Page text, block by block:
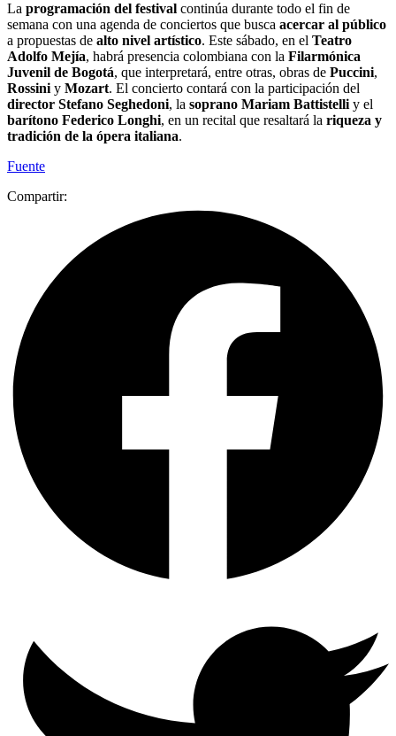
La programación del festival continúa durante todo el fin de
semana con una agenda de conciertos que busca acercar al público
a propuestas de alto nivel artístico. Este sábado, en el Teatro
Adolfo Mejía, habrá presencia colombiana con la Filarmónica
Juvenil de Bogotá, que interpretará, entre otras, obras de Puccini,
Rossini y Mozart. El concierto contará con la participación del
director Stefano Seghedoni, la soprano Mariam Battistelli y el
barítono Federico Longhi, en un recital que resaltará la riqueza y
tradición de la ópera italiana.
Fuente
Compartir: